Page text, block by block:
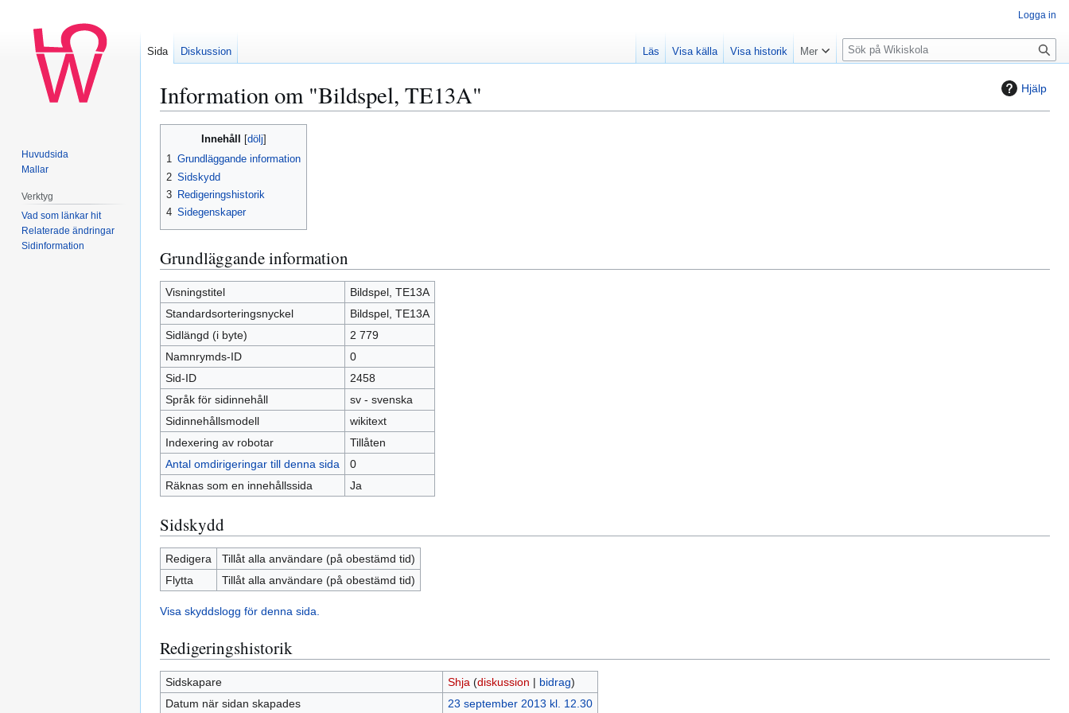
Hjälp
Information om "Bildspel, TE13A"
Innehåll
1 Grundläggande information
2 Sidskydd
3 Redigeringshistorik
4 Sidegenskaper
Grundläggande information
Visningstitel
Bildspel, TE13A
Standardsorteringsnyckel
Bildspel, TE13A
Sidlängd (i byte)
2 779
Namnrymds-ID
0
Sid-ID
2458
Språk för sidinnehåll
sv - svenska
Sidinnehållsmodell
wikitext
Indexering av robotar
Tillåten
Antal omdirigeringar till denna sida
0
Räknas som en innehållssida
Ja
Sidskydd
Redigera
Tillåt alla användare (på obestämd tid)
Flytta
Tillåt alla användare (på obestämd tid)
Visa skyddslogg för denna sida.
Redigeringshistorik
Sidskapare Shja (diskussion | bidrag)
Datum när sidan skapades
23 september 2013 kl. 12.30
Logga in
Sida Diskussion Läs Visa källa Visa historik Mer
S
ö
Huvudsida
Mallar
Verktyg
Vad som länkar hit
Relaterade ändringar
Sidinformation